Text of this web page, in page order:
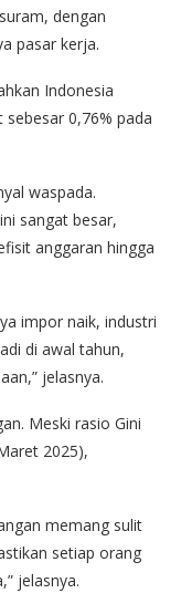
dengan
pasar kerja.
Indonesia
0,76% pada
waspada.
sangat besar,
anggaran hingga
impor naik, industri
di awal tahun,
jelasnya.
Meski rasio Gini
2025),
memang sulit
setiap orang
jelasnya.